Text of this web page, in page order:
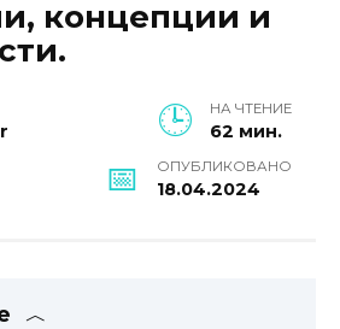
концепции и
НА ЧТЕНИЕ
62 мин.
ОПУБЛИКОВАНО
18.04.2024